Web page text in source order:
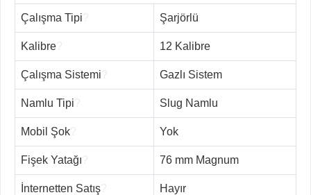
Çalışma Tipi Şarjörlü
Kalibre 12 Kalibre
Çalışma Sistemi Gazlı Sistem
Namlu Tipi Slug Namlu
Mobil Şok Yok
Fişek Yatağı 76 mm Magnum
İnternetten Satış Hayır